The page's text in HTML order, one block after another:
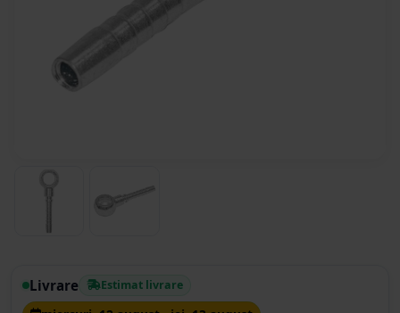
Livrare Estimat livrare